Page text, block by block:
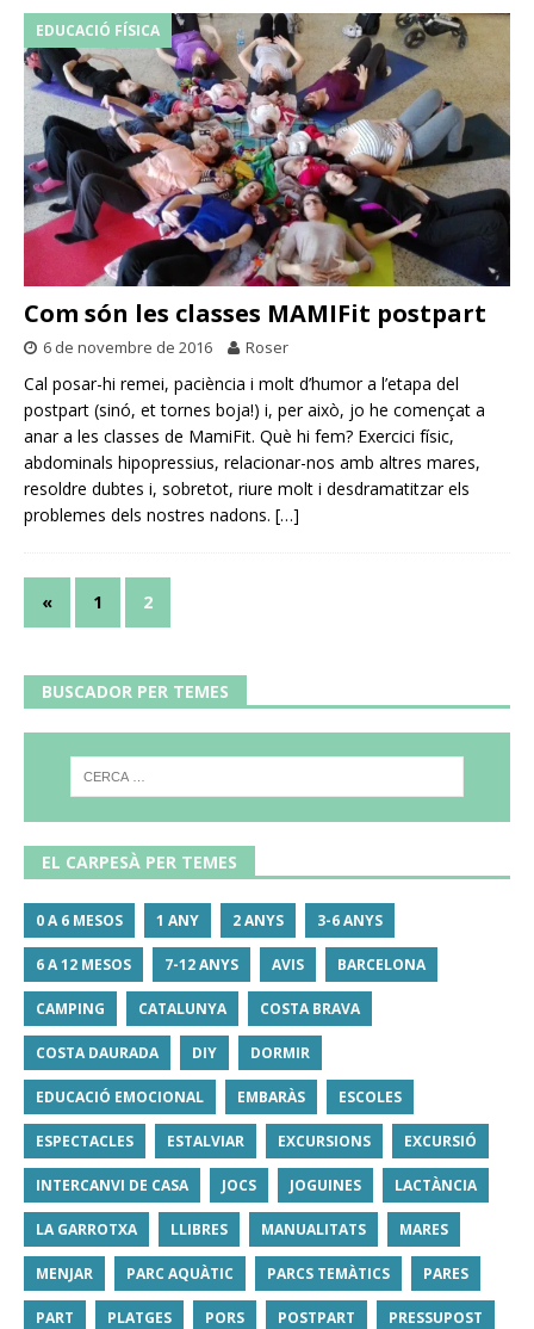
EDUCACIÓ FÍSICA
Com són les classes MAMIFit postpart
6 de novembre de 2016 Roser
Cal posar-hi remei, paciència i molt d’humor a l’etapa del
postpart (sinó, et tornes boja!) i, per això, jo he començat a
anar a les classes de MamiFit. Què hi fem? Exercici físic,
abdominals hipopressius, relacionar-nos amb altres mares,
resoldre dubtes i, sobretot, riure molt i desdramatitzar els
problemes dels nostres nadons. […]
« 1 2
BUSCADOR PER TEMES
EL CARPESÀ PER TEMES
0 A 6 MESOS 1 ANY 2 ANYS 3-6 ANYS
6 A 12 MESOS 7-12 ANYS AVIS BARCELONA
CAMPING CATALUNYA COSTA BRAVA
COSTA DAURADA DIY DORMIR
EDUCACIÓ EMOCIONAL EMBARÀS ESCOLES
ESPECTACLES ESTALVIAR EXCURSIONS EXCURSIÓ
INTERCANVI DE CASA JOCS JOGUINES LACTÀNCIA
LA GARROTXA LLIBRES MANUALITATS MARES
MENJAR PARC AQUÀTIC PARCS TEMÀTICS PARES
PART PLATGES PORS POSTPART PRESSUPOST